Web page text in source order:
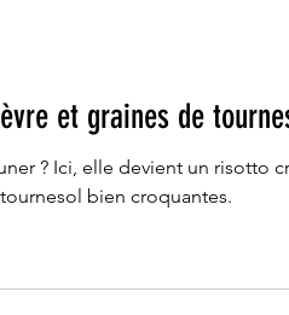
et graines de
? Ici, elle devient un risotto
bien croquantes.